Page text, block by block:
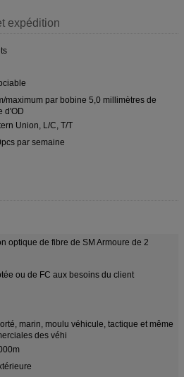
expédition
maximum par bobine 5,0 millimètres de
d'OD
Union, L/C, T/T
par semaine
optique de fibre de SM Armoure de 2
ou de FC aux besoins du client
marin, moulu véhicule, tactique et même
des véhi